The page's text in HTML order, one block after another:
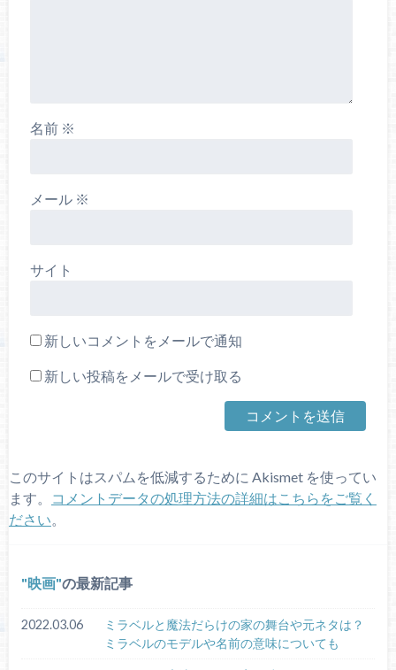
名前 ※
メール ※
サイト
新しいコメントをメールで通知
新しい投稿をメールで受け取る
このサイトはスパムを低減するために Akismet を使ってい
ます。
コメントデータの処理方法の詳細はこちらをご覧く
ださい。
映画 の最新記事
2022.03.06
ミラベルと魔法だらけの家の舞台や元ネタは？
ミラベルのモデルや名前の意味についても